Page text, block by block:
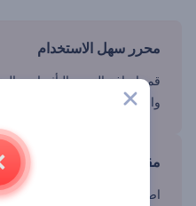
محرر سهل الاستخدام
قم بإضافة النص والتأثيرات
وانشر المنتج النهائي في دقائق.
مقاطع فيديو تبدو احترافية
اصنع محتوى فيديو تفاعلي، مع